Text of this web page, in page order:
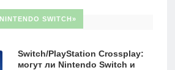
NINTENDO SWITCH»
Switch/PlayStation Crossplay:
могут ли Nintendo Switch и